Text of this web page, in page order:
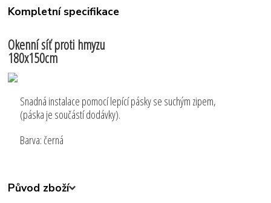
Kompletní specifikace
Okenní síť proti hmyzu
180x150cm
Snadná instalace pomocí lepící pásky se suchým zipem,
(páska je součástí dodávky).
Barva: černá
Původ zboží